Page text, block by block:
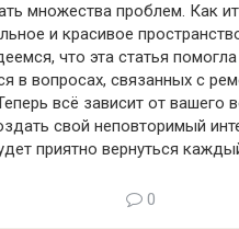
множества проблем. Как
и красивое
что эта статья
в вопросах, связанных с
всё зависит от вашего
свой неповторимый
приятно вернуться
0